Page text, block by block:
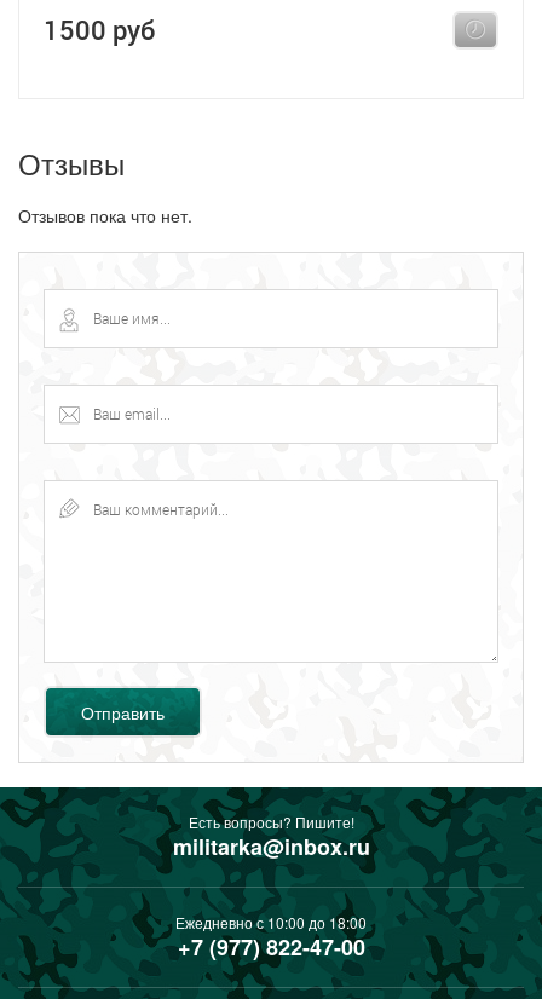
1500 руб
Отзывы
Отзывов пока что нет.
Отправить
Есть вопросы? Пишите!
militarka@inbox.ru
Ежедневно с 10:00 до 18:00
+7 (977) 822-47-00